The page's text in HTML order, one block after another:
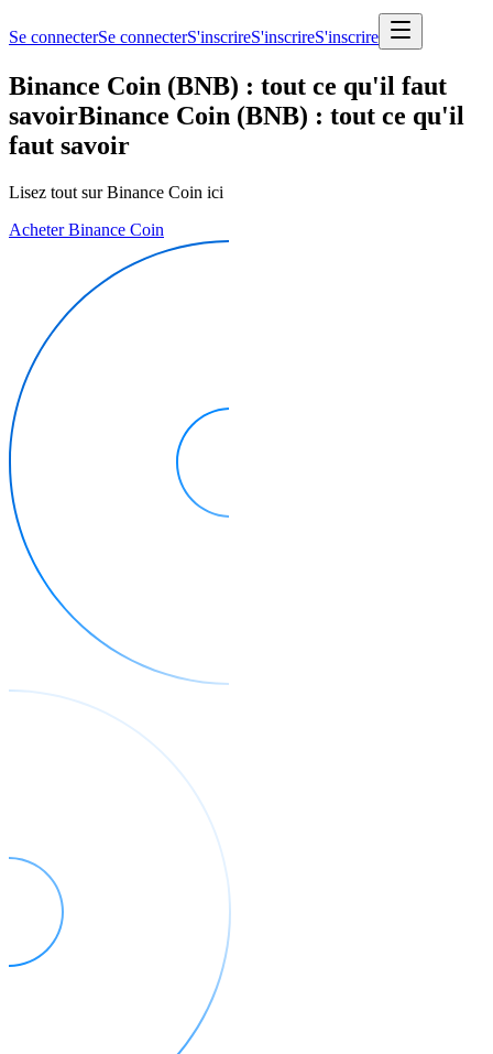
Se connecterSe connecterS'inscrireS'inscrireS'inscrire
Binance Coin (BNB) : tout ce qu'il faut
savoirBinance Coin (BNB) : tout ce qu'il
faut savoir
Lisez tout sur Binance Coin ici
Acheter Binance Coin